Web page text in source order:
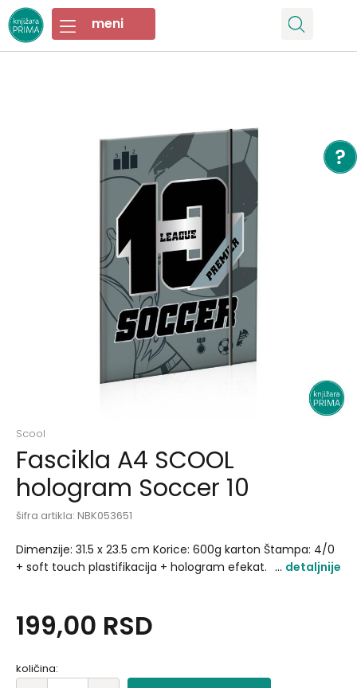
Scool
Fascikla A4 SCOOL
hologram Soccer 10
šifra artikla: NBK053651
Dimenzije: 31.5 x 23.5 cm Korice: 600g karton Štampa: 4/0
+ soft touch plastifikacija + hologram efekat.
detaljnije
199,00 RSD
količina: